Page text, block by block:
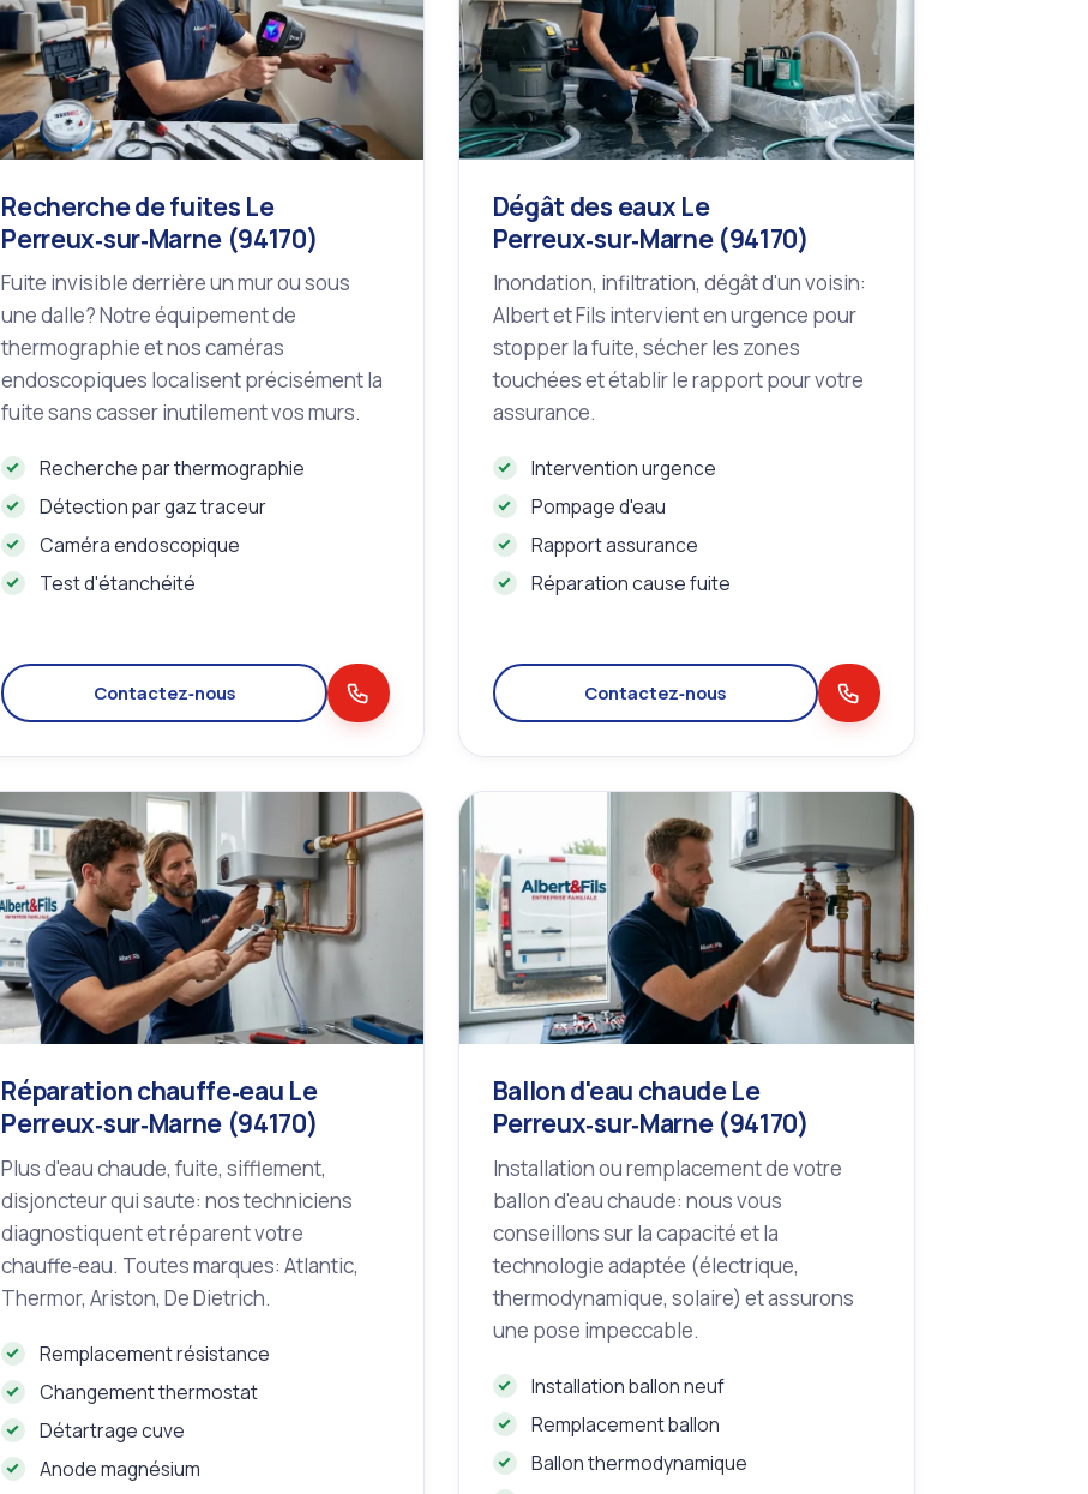
Recherche de fuites Le
Perreux‑sur‑Marne (94170)
Fuite invisible derrière un mur ou sous
une dalle? Notre équipement de
thermographie et nos caméras
endoscopiques localisent précisément la
fuite sans casser inutilement vos murs.
Recherche par thermographie
Détection par gaz traceur
Caméra endoscopique
Test d'étanchéité
Contactez‑nous
Dégât des eaux Le
Perreux‑sur‑Marne (94170)
Inondation, infiltration, dégât d'un voisin:
Albert et Fils intervient en urgence pour
stopper la fuite, sécher les zones
touchées et établir le rapport pour votre
assurance.
Intervention urgence
Pompage d'eau
Rapport assurance
Réparation cause fuite
Contactez‑nous
Réparation chauffe‑eau Le
Perreux‑sur‑Marne (94170)
Plus d'eau chaude, fuite, sifflement,
disjoncteur qui saute: nos techniciens
diagnostiquent et réparent votre
chauffe‑eau. Toutes marques: Atlantic,
Thermor, Ariston, De Dietrich.
Remplacement résistance
Changement thermostat
Détartrage cuve
Anode magnésium
Ballon d'eau chaude Le
Perreux‑sur‑Marne (94170)
Installation ou remplacement de votre
ballon d'eau chaude: nous vous
conseillons sur la capacité et la
technologie adaptée (électrique,
thermodynamique, solaire) et assurons
une pose impeccable.
Installation ballon neuf
Remplacement ballon
Ballon thermodynamique